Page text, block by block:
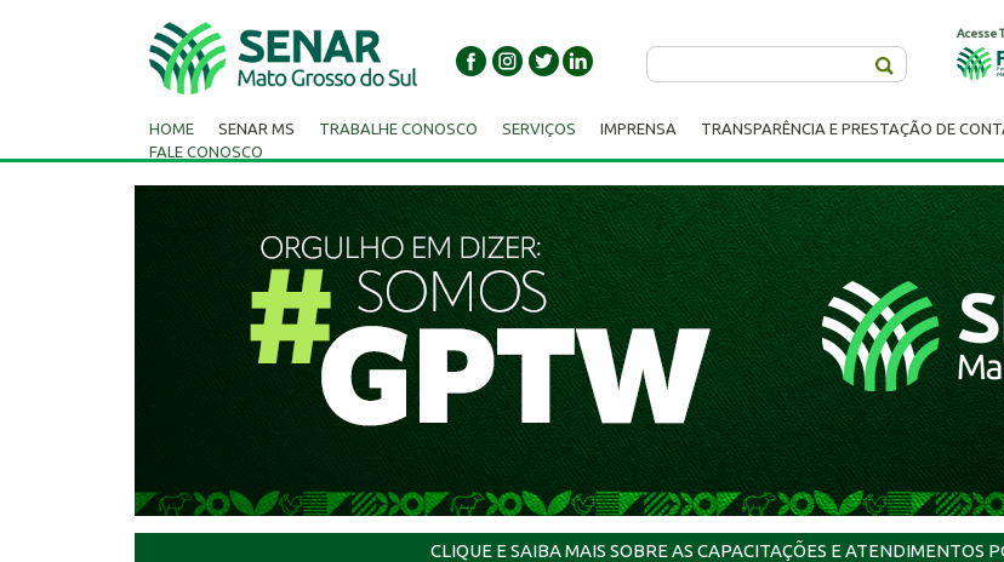
Acesse
HOME SENAR MS TRABALHE CONOSCO SERVIÇOS IMPRENSA TRANSPARÊNCIA E PRESTAÇÃO DE
FALE CONOSCO
CLIQUE E SAIBA MAIS SOBRE AS CAPACITAÇÕES E ATENDIMENTOS